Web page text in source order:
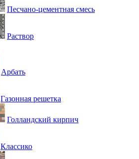
Песчано-цементная смесь
Раствор
Арбать
Газонная решетка
Голландский кирпич
Классико